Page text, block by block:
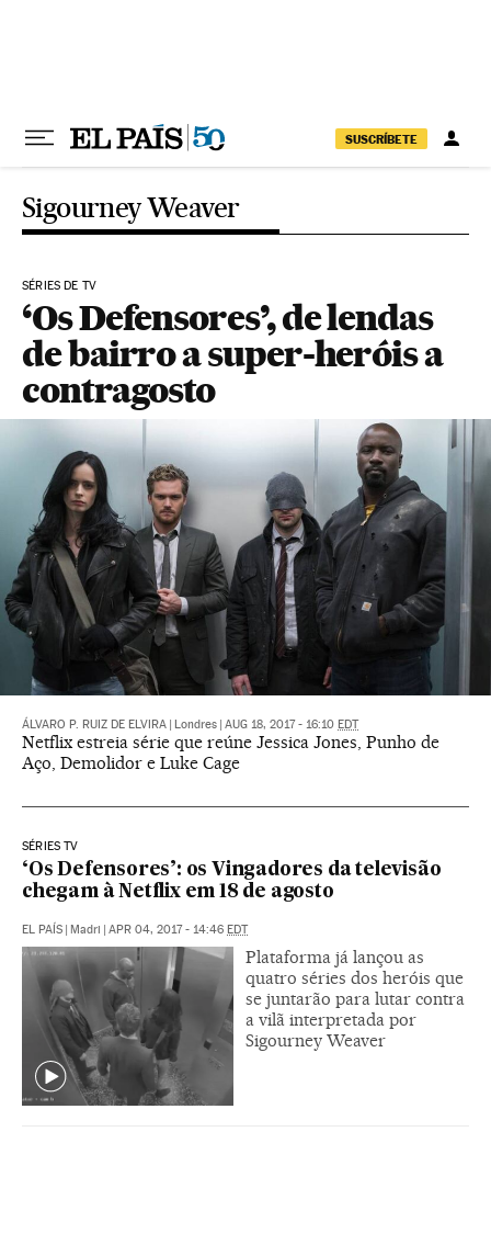
SUSCRÍBETE
Sigourney Weaver
SÉRIES DE TV
‘Os Defensores’, de lendas
de bairro a super-heróis a
contragosto
ÁLVARO P. RUIZ DE ELVIRA Londres AUG 18, 2017 - 16:10 EDT
Netflix estreia série que reúne Jessica Jones, Punho de
Aço, Demolidor e Luke Cage
SÉRIES TV
‘Os Defensores’: os Vingadores da televisão
chegam à Netflix em 18 de agosto
EL PAÍS Madri APR 04, 2017 - 14:46 EDT
Plataforma já lançou as
quatro séries dos heróis que
se juntarão para lutar contra
a vilã interpretada por
Sigourney Weaver